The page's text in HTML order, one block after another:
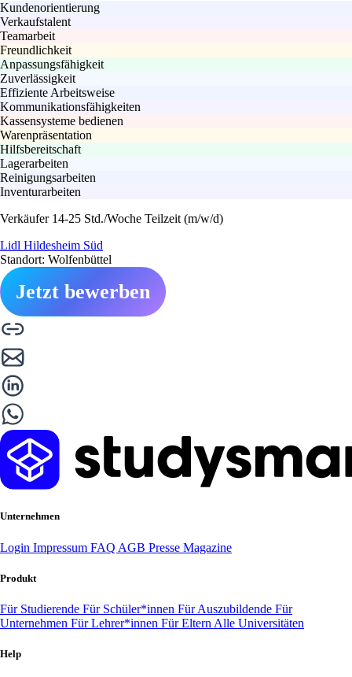
Kundenorientierung
Verkaufstalent
Teamarbeit
Freundlichkeit
Anpassungsfähigkeit
Zuverlässigkeit
Effiziente Arbeitsweise
Kommunikationsfähigkeiten
Kassensysteme bedienen
Warenpräsentation
Hilfsbereitschaft
Lagerarbeiten
Reinigungsarbeiten
Inventurarbeiten
Verkäufer 14-25 Std./Woche Teilzeit (m/w/d)
Lidl Hildesheim Süd
Standort: Wolfenbüttel
Jetzt bewerben
Unternehmen
Login Impressum FAQ AGB Presse Magazine
Produkt
Für Studierende Für Schüler*innen Für Auszubildende Für
Unternehmen Für Lehrer*innen Für Eltern Alle Universitäten
Help